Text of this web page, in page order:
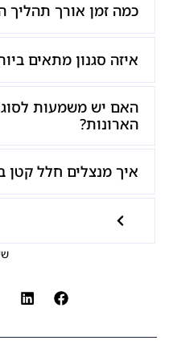
כמה זמן אורך תהליך
איזה סגנון מתאים
האם יש משמעות
הארונות?
איך מנצלים חלל קטן